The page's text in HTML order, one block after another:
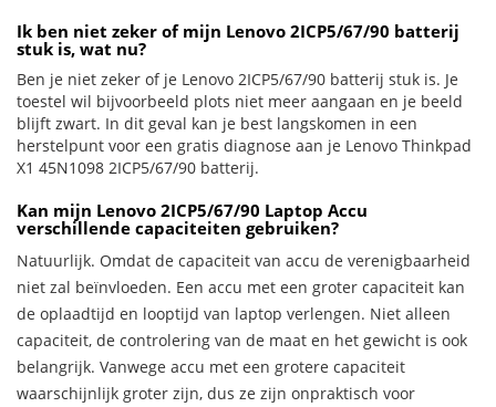
Ik ben niet zeker of mijn Lenovo 2ICP5/67/90 batterij
stuk is, wat nu?
Ben je niet zeker of je Lenovo 2ICP5/67/90 batterij stuk is. Je
toestel wil bijvoorbeeld plots niet meer aangaan en je beeld
blijft zwart. In dit geval kan je best langskomen in een
herstelpunt voor een gratis diagnose aan je Lenovo Thinkpad
X1 45N1098 2ICP5/67/90 batterij.
Kan mijn Lenovo 2ICP5/67/90 Laptop Accu
verschillende capaciteiten gebruiken?
Natuurlijk. Omdat de capaciteit van accu de verenigbaarheid
niet zal beïnvloeden. Een accu met een groter capaciteit kan
de oplaadtijd en looptijd van laptop verlengen. Niet alleen
capaciteit, de controlering van de maat en het gewicht is ook
belangrijk. Vanwege accu met een grotere capaciteit
waarschijnlijk groter zijn, dus ze zijn onpraktisch voor